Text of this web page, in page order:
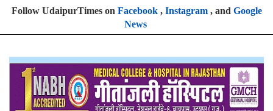
Follow UdaipurTimes on Facebook, Instagram, and Google
News